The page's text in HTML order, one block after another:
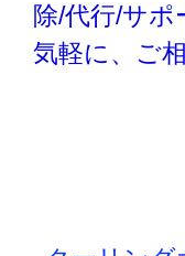
除/代行/サポ
気軽に、ご